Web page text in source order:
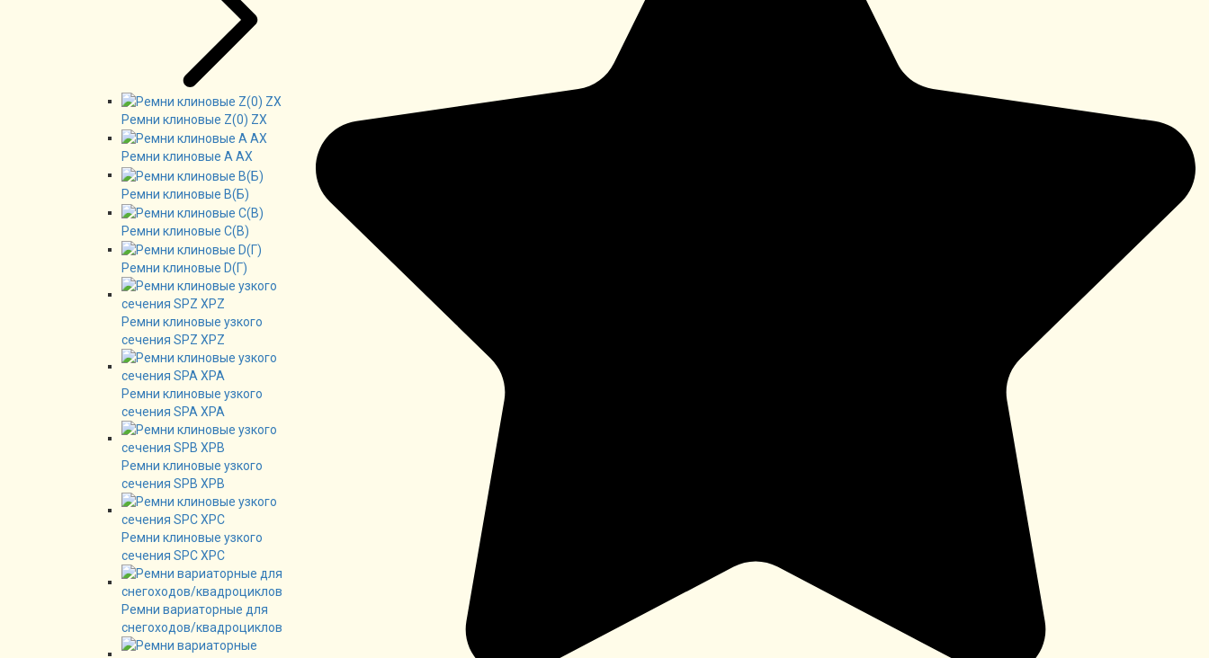
Ремни клиновые Z(0) ZX
Ремни клиновые А AX
Ремни клиновые В(Б)
Ремни клиновые C(B)
Ремни клиновые D(Г)
Ремни клиновые узкого
сечения SPZ XPZ
Ремни клиновые узкого
сечения SPA XPA
Ремни клиновые узкого
сечения SPB XPB
Ремни клиновые узкого
сечения SPC XPC
Ремни вариаторные для
снегоходов/квадроциклов